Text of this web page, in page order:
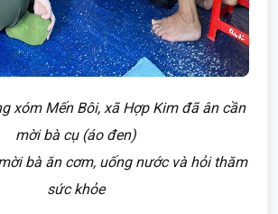
xóm Mến Bôi, xã Hợp Kim đã ân cần
mời bà cụ (áo đen)
bà ăn cơm, uống nước và hỏi thăm
sức khỏe